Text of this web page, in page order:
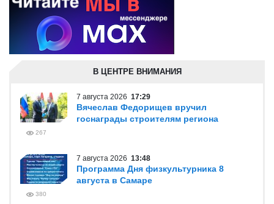
В ЦЕНТРЕ ВНИМАНИЯ
7 августа 2026 17:29
Вячеслав Федорищев вручил
госнаграды строителям региона
267
7 августа 2026 13:48
Программа Дня физкультурника 8
августа в Самаре
380